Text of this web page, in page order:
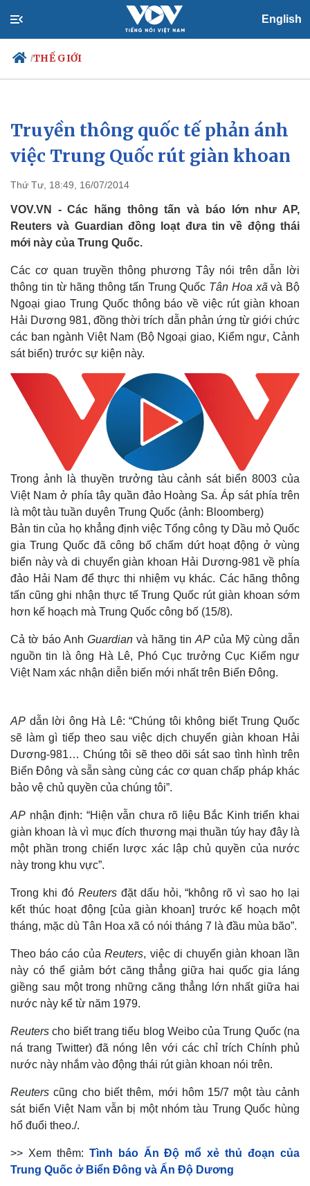
English
/THẾ GIỚI
Chính trị
Đảng
Tổ chức nhân sự
Nhận diện sự thật
Xã hội
Tin 24h
Dự báo thời tiết
Việc làm
Biển đảo
Thế giới
Quan sát
Cuộc sống đó đây
Hồ sơ
Video
Ảnh
E-Magazine
Truyền thông quốc tế phản ánh
việc Trung Quốc rút giàn khoan
Thứ Tư, 18:49, 16/07/2014
VOV.VN - Các hãng thông tấn và báo lớn như AP,
Reuters và Guardian đồng loạt đưa tin về động thái
mới này của Trung Quốc.
Các cơ quan truyền thông phương Tây nói trên dẫn lời
thông tin từ hãng thông tấn Trung Quốc Tân Hoa xãvà Bộ
Ngoại giao Trung Quốc thông báo về việc rút giàn khoan
Hải Dương 981, đồng thời trích dẫn phản ứng từ giới chức
các ban ngành Việt Nam (Bộ Ngoại giao, Kiểm ngư, Cảnh
sát biển) trước sự kiện này.
Trong ảnh là thuyền trưởng tàu cảnh sát biển 8003 của
Việt Nam ở phía tây quần đảo Hoàng Sa. Áp sát phía trên
là một tàu tuần duyên Trung Quốc (ảnh: Bloomberg)
Bản tin của họ khẳng định việc Tổng công ty Dầu mỏ Quốc
gia Trung Quốc đã công bố chấm dứt hoạt động ở vùng
biển này và di chuyển giàn khoan Hải Dương-981 về phía
đảo Hải Nam để thực thi nhiệm vụ khác. Các hãng thông
tấn cũng ghi nhận thực tế Trung Quốc rút giàn khoan sớm
hơn kế hoạch mà Trung Quốc công bố (15/8).
Cả tờ báo Anh Guardian và hãng tin AP của Mỹ cùng dẫn
nguồn tin là ông Hà Lê, Phó Cục trưởng Cục Kiểm ngư
Việt Nam xác nhận diễn biến mới nhất trên Biển Đông.
AP dẫn lời ông Hà Lê: “Chúng tôi không biết Trung Quốc
sẽ làm gì tiếp theo sau việc dịch chuyển giàn khoan Hải
Dương-981… Chúng tôi sẽ theo dõi sát sao tình hình trên
Biển Đông và sẵn sàng cùng các cơ quan chấp pháp khác
bảo vệ chủ quyền của chúng tôi”.
AP nhận định: “Hiện vẫn chưa rõ liệu Bắc Kinh triển khai
giàn khoan là vì mục đích thương mại thuần túy hay đây là
một phần trong chiến lược xác lập chủ quyền của nước
này trong khu vực”.
Trong khi đó Reutersđặt dấu hỏi, “không rõ vì sao họ lại
kết thúc hoạt động [của giàn khoan] trước kế hoạch một
tháng, mặc dù Tân Hoa xã có nói tháng 7 là đầu mùa bão”.
Theo báo cáo củaReuters, việc di chuyển giàn khoan lần
này có thể giảm bớt căng thẳng giữa hai quốc gia láng
giềng sau một trong những căng thẳng lớn nhất giữa hai
nước này kể từ năm 1979.
Reuters cho biết trang tiểu blog Weibo của Trung Quốc (na
ná trang Twitter) đã nóng lên với các chỉ trích Chính phủ
nước này nhắm vào động thái rút giàn khoan nói trên.
Reuters cũng cho biết thêm, mới hôm 15/7 một tàu cảnh
sát biển Việt Nam vẫn bị một nhóm tàu Trung Quốc hùng
hổ đuổi theo./.
>> Xem thêm: Tình báo Ấn Độ mổ xẻ thủ đoạn của
Trung Quốc ở Biển Đông và Ấn Độ Dương